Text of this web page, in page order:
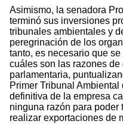
Asimismo, la senadora
terminó sus inversiones
tribunales ambientales y
peregrinación de los
tanto, es necesario que
cuáles son las razones de
parlamentaria,
Primer Tribunal
definitiva de la empresa
ninguna razón para poder
realizar exportaciones de